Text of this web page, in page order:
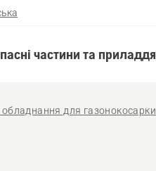
частини та приладдя
обладнання для газонокосарки